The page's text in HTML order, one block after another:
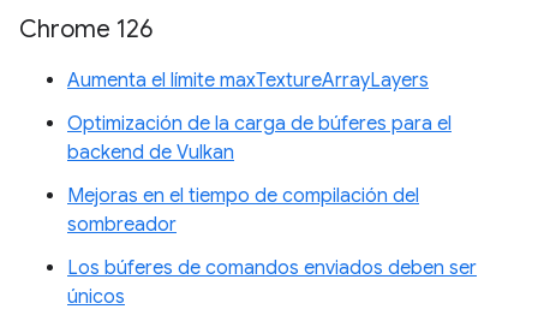
Chrome 126
Aumenta el límite maxTextureArrayLayers
Optimización de la carga de búferes para el
backend de Vulkan
Mejoras en el tiempo de compilación del
sombreador
Los búferes de comandos enviados deben ser
únicos